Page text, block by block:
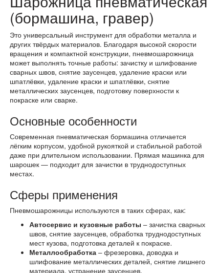
(бормашина, гравер)
Это универсальный инструмент для обработки металла и
других твёрдых материалов. Благодаря высокой скорости
вращения и компактной конструкции, пневмошарожница
может выполнять точные работы: зачистку и шлифование
сварных швов, снятие заусенцев, удаление краски или
шпатлёвки, удаление краски и шпатлёвки, снятие
металлических заусенцев, подготовку поверхности к
покраске или сварке.
Основные особенности
Современная пневматическая бормашина отличается
лёгким корпусом, удобной рукояткой и стабильной работой
даже при длительном использовании. Прямая машинка для
шарошек — подходит для зачистки в труднодоступных
местах.
Сферы применения
Пневмошарожницы используются в таких сферах, как:
Автосервис и кузовные работы – зачистка сварных
швов, снятие заусенцев, обработка труднодоступных
мест кузова, подготовка деталей к покраске.
Металлообработка – фрезеровка, доводка и
шлифование металлических деталей, снятие лишнего
материала, устранение заусенцев.